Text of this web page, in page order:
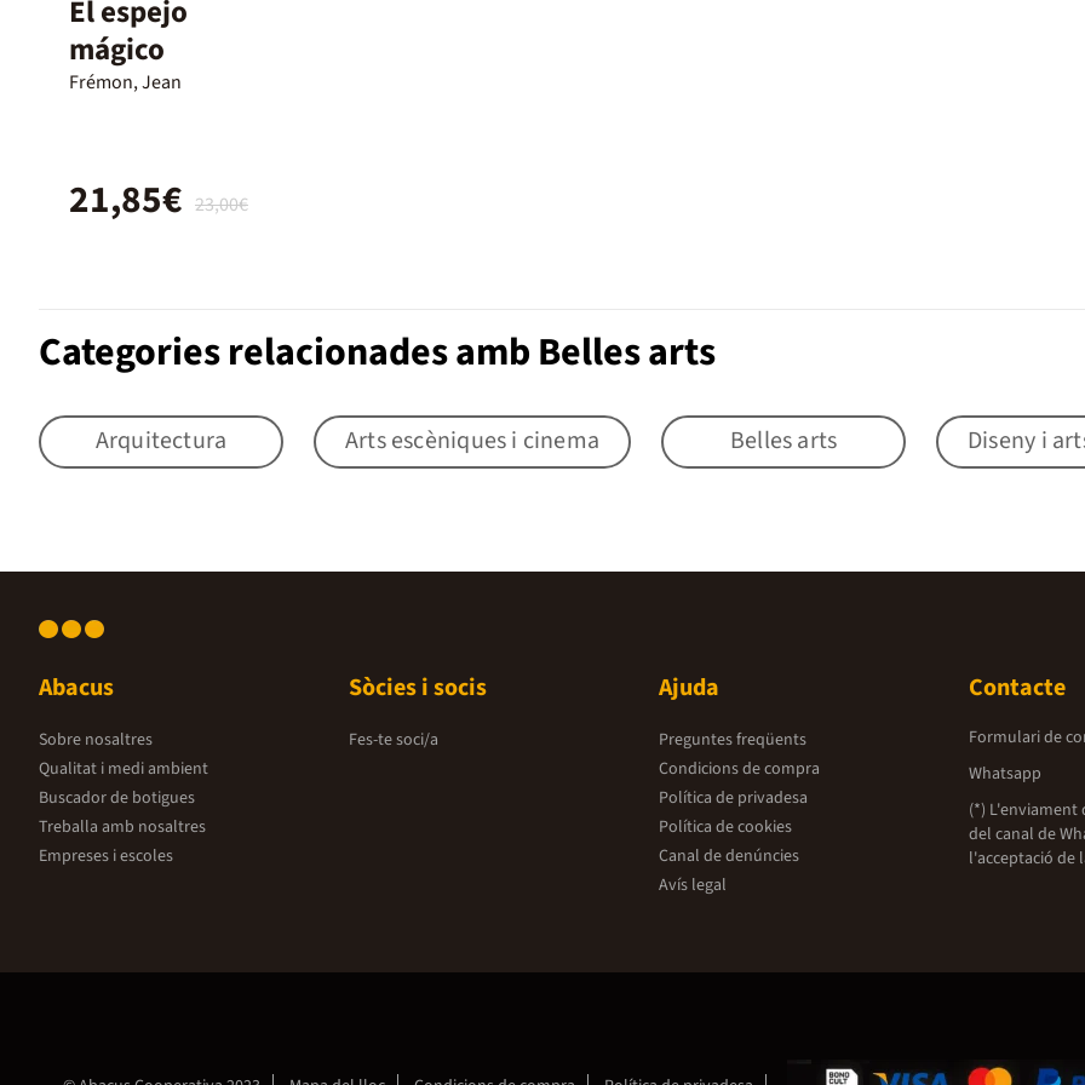
El espejo
mágico
Frémon, Jean
23,00€
21,85€
Categories relacionades amb Belles arts
Arquitectura Arts escèniques i cinema Belles arts Diseny i
Abacus
Sobre nosaltres
Qualitat i medi ambient
Buscador de botigues
Treballa amb nosaltres
Empreses i escoles
Sòcies i socis
Fes-te soci/a
Ajuda
Preguntes freqüents
Condicions de compra
Política de privadesa
Política de cookies
Canal de denúncies
Avís legal
Contacte
Formulari de
Whatsapp
(*) L'enviament
del canal de
l'acceptació de